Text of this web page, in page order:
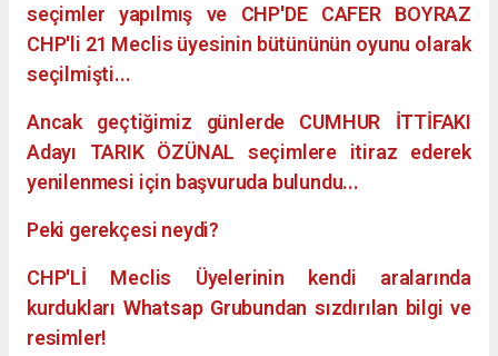
seçimler yapılmış ve CHP'DE CAFER BOYRAZ
CHP'li 21 Meclis üyesinin bütününün oyunu olarak
seçilmişti...
Ancak geçtiğimiz günlerde CUMHUR İTTİFAKI
Adayı TARIK ÖZÜNAL seçimlere itiraz ederek
yenilenmesi için başvuruda bulundu...
Peki gerekçesi neydi?
CHP'Lİ Meclis Üyelerinin kendi aralarında
kurdukları Whatsap Grubundan sızdırılan bilgi ve
resimler!